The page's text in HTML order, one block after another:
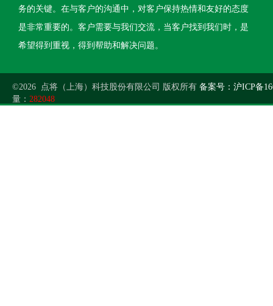
务的关键。在与客户的沟通中，对客户保持热情和友好的态度
是非常重要的。客户需要与我们交流，当客户找到我们时，是
希望得到重视，得到帮助和解决问题。
©2026 点将（上海）科技股份有限公司 版权所有 备案号：沪ICP备
量： 282048